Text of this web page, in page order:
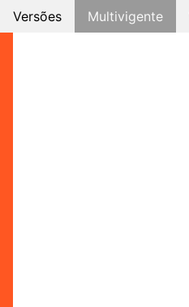
Versões Multivigente